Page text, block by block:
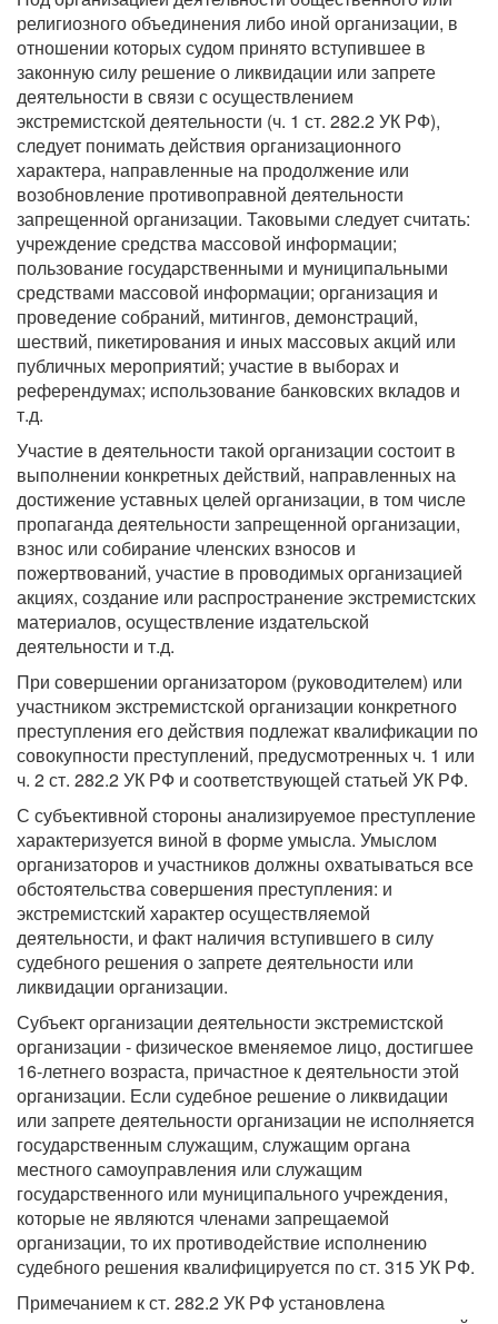
религиозного объединения либо иной организации, в
отношении которых судом принято вступившее в
законную силу решение о ликвидации или запрете
деятельности в связи с осуществлением
экстремистской деятельности (ч. 1 ст. 282.2 УК РФ),
следует понимать действия организационного
характера, направленные на продолжение или
возобновление противоправной деятельности
запрещенной организации. Таковыми следует считать:
учреждение средства массовой информации;
пользование государственными и муниципальными
средствами массовой информации; организация и
проведение собраний, митингов, демонстраций,
шествий, пикетирования и иных массовых акций или
публичных мероприятий; участие в выборах и
референдумах; использование банковских вкладов и
т.д.
Участие в деятельности такой организации состоит в
выполнении конкретных действий, направленных на
достижение уставных целей организации, в том числе
пропаганда деятельности запрещенной организации,
взнос или собирание членских взносов и
пожертвований, участие в проводимых организацией
акциях, создание или распространение экстремистских
материалов, осуществление издательской
деятельности и т.д.
При совершении организатором (руководителем) или
участником экстремистской организации конкретного
преступления его действия подлежат квалификации по
совокупности преступлений, предусмотренных ч. 1 или
ч. 2 ст. 282.2 УК РФ и соответствующей статьей УК РФ.
С субъективной стороны анализируемое преступление
характеризуется виной в форме умысла. Умыслом
организаторов и участников должны охватываться все
обстоятельства совершения преступления: и
экстремистский характер осуществляемой
деятельности, и факт наличия вступившего в силу
судебного решения о запрете деятельности или
ликвидации организации.
Субъект организации деятельности экстремистской
организации - физическое вменяемое лицо, достигшее
16-летнего возраста, причастное к деятельности этой
организации. Если судебное решение о ликвидации
или запрете деятельности организации не исполняется
государственным служащим, служащим органа
местного самоуправления или служащим
государственного или муниципального учреждения,
которые не являются членами запрещаемой
организации, то их противодействие исполнению
судебного решения квалифицируется по ст. 315 УК РФ.
Примечанием к ст. 282.2 УК РФ установлена